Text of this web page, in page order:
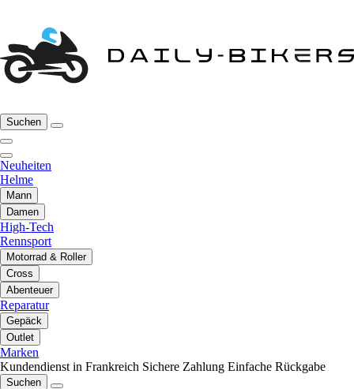
Suchen
Neuheiten
Helme
Mann
Damen
High-Tech
Rennsport
Motorrad & Roller
Cross
Abenteuer
Reparatur
Gepäck
Outlet
Marken
Kundendienst in Frankreich Sichere Zahlung Einfache Rückgabe
Suchen